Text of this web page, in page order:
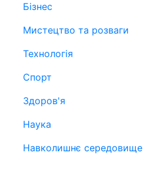
Бізнес
Мистецтво та розваги
Технологія
Спорт
Здоров'я
Наука
Навколишнє середовище